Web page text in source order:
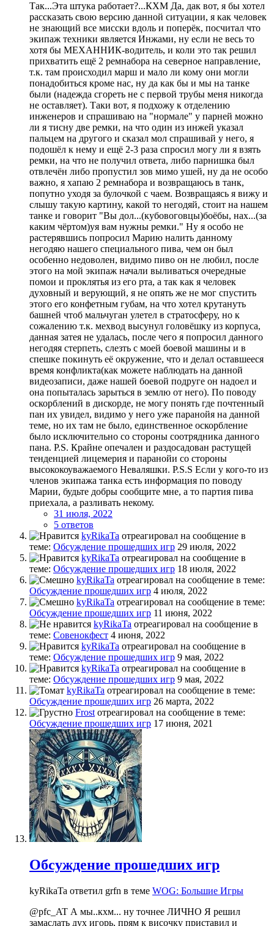
Так...Эта штука работает?...КХМ Да, дак вот, я бы хотел
рассказать свою версию данной ситуации, я как человек
не знающий все мисски вдоль и поперёк, посчитал что
экипаж техники является Инжами, ну если не весь то
хотя бы МЕХАННИК-водитель, и коли это так решил
прихватить ещё 2 ремнабора на северное направление,
т.к. там происходил марш и мало ли кому они могли
понадобиться кроме нас, ну да как бы и мы на танке
были (надежда сгореть не с первой трубы меня никогда
не оставляет). Таки вот, я подхожу к отделению
инженеров и спрашиваю на "нормале" у парней можно
ли я тисну две ремки, на что один из инжей указал
пальцем на другого и сказал мол спрашивай у него, я
подошёл к нему и ещё 2-3 раза спросил могу ли я взять
ремки, на что не получил ответа, либо парнишка был
отвлечён либо пропустил зов мимо ушей, ну да не особо
важно, я хапаю 2 ремнабора и возвращаюсь в танк,
попутно уходя за булочкой с чаем. Возвращаясь я вижу и
слышу такую картину, какой то негодяй, стоит на нашем
танке и говорит "Вы дол...(кубовоговцы)боёбы, нах...(за
каким чёртом)уя вам нужны ремки." Ну я особо не
растерявшись попросил Марию налить данному
негодяю нашего специального пива, чем он был
особенно недоволен, видимо пиво он не любил, после
этого на мой экипаж начали выливаться очередные
помои и проклятья из его рта, а так как я человек
духовный и верующий, я не опять же не мог спустить
этого его конфетным губам, на что хотел крутануть
башней чтоб мальчуган улетел в стратосферу, но к
сожалению т.к. мехвод высунул головёшку из корпуса,
данная затея не удалась, после чего я попросил данного
негодяя стерпеть, слезть с моей боевой машины и в
спешке покинуть её окружение, что и делал оставшееся
время конфликта(как можете наблюдать на данной
видеозаписи, даже нашей боевой подруге он надоел и
она попыталась зарыться в землю от него). По поводу
оскорблений в дискорде, не могу понять где почтенный
пан их увидел, видимо у него уже паранойя на данной
теме, но их там не было, единственное оскорбление
было исключительно со стороны соотрядника данного
пана. P.S. Крайне опечален и раздосадован растущей
тенденцией лицемерия и паранойи со стороны
высококоуважаемого Неваляшки. P.S.S Если у кого-то из
членов экипажа танка есть информация по поводу
Марии, будьте добры сообщите мне, а то партия пива
приехала, а разливать некому.
31 июля, 2022
5 ответов
kyRikaTa отреагировал на сообщение в
теме: Обсуждение прошедших игр 29 июля, 2022
kyRikaTa отреагировал на сообщение в
теме: Обсуждение прошедших игр 18 июля, 2022
kyRikaTa отреагировал на сообщение в теме:
Обсуждение прошедших игр 4 июля, 2022
kyRikaTa отреагировал на сообщение в теме:
Обсуждение прошедших игр 11 июня, 2022
kyRikaTa отреагировал на сообщение в
теме: Совенокфест 4 июня, 2022
kyRikaTa отреагировал на сообщение в
теме: Обсуждение прошедших игр 9 мая, 2022
kyRikaTa отреагировал на сообщение в
теме: Обсуждение прошедших игр 9 мая, 2022
kyRikaTa отреагировал на сообщение в теме:
Обсуждение прошедших игр 26 марта, 2022
Frostотреагировал на сообщение в теме:
Обсуждение прошедших игр 17 июня, 2021
Обсуждение прошедших игр
kyRikaTa ответил grfn в теме WOG: Большие Игры
@pfc_AT А мы..кхм... ну точнее ЛИЧНО Я решил
замаслать дух игорь, прям к височку приставил и